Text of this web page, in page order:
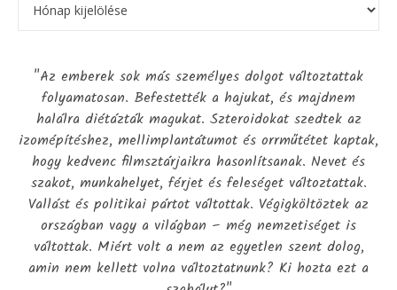
"Az emberek sok más személyes dolgot változtattak
folyamatosan. Befestették a hajukat, és majdnem
halálra diétázták magukat. Szteroidokat szedtek az
izomépítéshez, mellimplantátumot és orrműtétet kaptak,
hogy kedvenc filmsztárjaikra hasonlítsanak. Nevet és
szakot, munkahelyet, férjet és feleséget változtattak.
Vallást és politikai pártot váltottak. Végigköltöztek az
országban vagy a világban – még nemzetiséget is
váltottak. Miért volt a nem az egyetlen szent dolog,
amin nem kellett volna változtatnunk? Ki hozta ezt a